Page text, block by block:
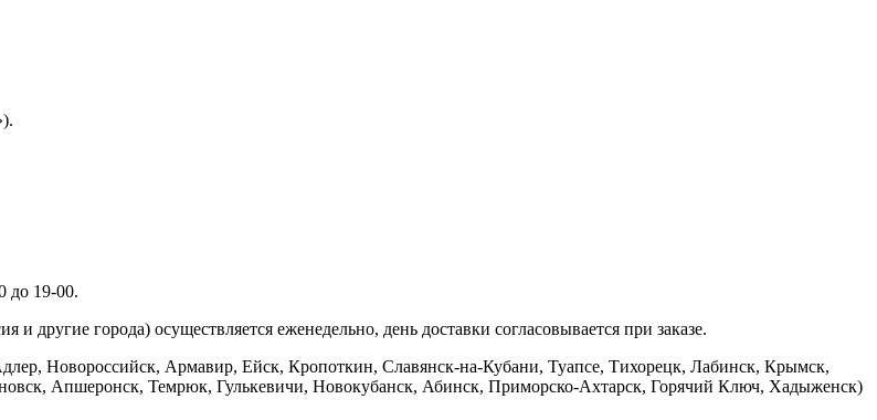
до 19-00.
города) осуществляется еженедельно, день доставки согласовывается при заказе.
Новороссийск, Армавир, Ейск, Кропоткин, Славянск-на-Кубани, Туапсе, Тихорецк, Лабинск, Крымск,
Апшеронск, Темрюк, Гулькевичи, Новокубанск, Абинск, Приморско-Ахтарск, Горячий Ключ, Хадыженск)